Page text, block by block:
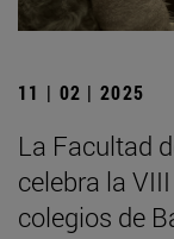
11 | 02 | 2025
La Facultad
celebra la
colegios de